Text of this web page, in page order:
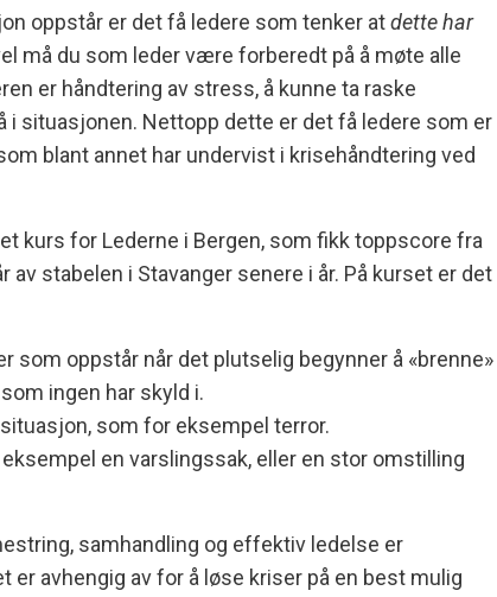
oppstår er det få ledere som tenker atdette har
må du som leder være forberedt på å møte alle
er håndtering av stress, å kunne ta raske
i situasjonen. Nettopp dette er det få ledere som er
blant annet har undervist i krisehåndtering ved
kurs for Lederne i Bergen, som fikk toppscore fra
av stabelen i Stavanger senere i år. På kurset er det
som oppstår når det plutselig begynner å «brenne»
ingen har skyld i.
som for eksempel terror.
eksempel en varslingssak, eller en stor omstilling
samhandling og effektiv ledelse er
er avhengig av for å løse kriser på en best mulig